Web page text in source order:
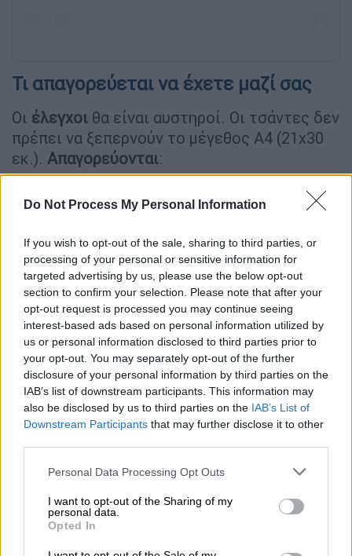
Do Not Process My Personal Information
If you wish to opt-out of the sale, sharing to third parties, or
processing of your personal or sensitive information for
targeted advertising by us, please use the below opt-out
section to confirm your selection. Please note that after your
opt-out request is processed you may continue seeing
interest-based ads based on personal information utilized by
us or personal information disclosed to third parties prior to
your opt-out. You may separately opt-out of the further
disclosure of your personal information by third parties on the
IAB’s list of downstream participants. This information may
also be disclosed by us to third parties on the IAB’s List of
Downstream Participants that may further disclose it to other
Please note that this website/app uses one or more Google
not limited to your visit or usage behaviour. You may click to
grant or deny consent to Google and its third-party tags to
use your data for below specified purposes in below Google
consent section.
Personal Data Processing Opt Outs
I want to opt-out of the Sharing of my
personal data.
Opted In
Τι απαγορεύεται να έχετε μαζί σας
Οι έλεγχοι θα είναι αυστηροί. Οι τσάντες δεν
πρέπει να ξεπερνούν το μέγεθος Α4 (21x30
εκ.). Απαγορεύονται:
αποσπώμενο φακό), drones και
Μεγάλες ομπρέλες, καρέκλες ή σκαμπό.
Κουτάκια, μεταλλικά ή γυάλινα
αντικείμενα, αλκοόλ.
Πανό με κοντάρια, λέιζερ,
πυροτεχνήματα και κόρνες.
Όπλα, αιχμηρά αντικείμενα
(συμπεριλαμβανομένων αιχμηρών
κοσμημάτων/αλυσίδων).